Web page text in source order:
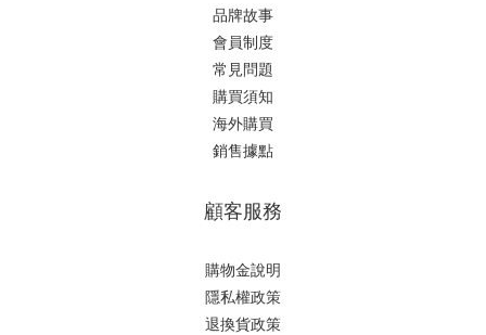
品牌故事
會員制度
常見問題
購買須知
海外購買
銷售據點
顧客服務
購物金說明
隱私權政策
退換貨政策